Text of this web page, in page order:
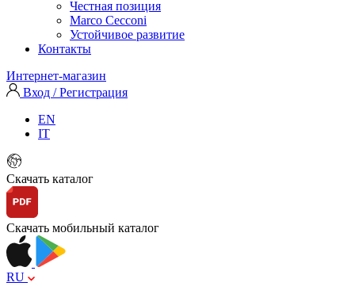
Честная позиция
Marco Cecconi
Устойчивое развитие
Контакты
Интернет-магазин
Вход / Регистрация
EN
IT
Скачать каталог
Скачать мобильный каталог
RU